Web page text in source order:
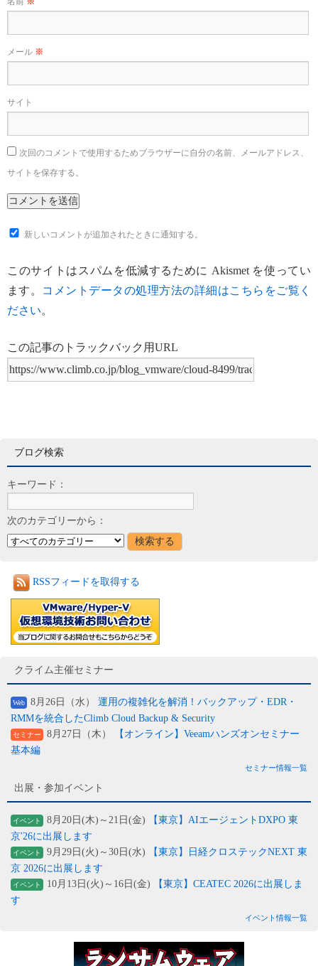
メール ※
サイト
次回のコメントで使用するためブラウザーに自分の名前、メールアドレス、
サイトを保存する。
新しいコメントが追加されたときに通知する。
このサイトはスパムを低減するために Akismet を使ってい
ます。 コメントデータの処理方法の詳細はこちらをご覧く
ださい。
この記事のトラックバック用URL
ブログ検索
キーワード：
次のカテゴリーから：
RSSフィードを取得する
クライム主催セミナー
Web 8月26日（水） 運用の複雑化を解消！バックアップ・EDR・
RMMを統合したClimb Cloud Backup & Security
セミナー 8月27日（木）
【オンライン】Veeamハンズオンセミナー
基本編
セミナー情報一覧
出展・参加イベント
イベント 8月20日(木)～21日(金)
【東京】AIエージェントDXPO 東
京'26に出展します
イベント 9月29日(火)～30日(水)
【東京】日経クロステックNEXT 東
京 2026に出展します
イベント 10月13日(火)～16日(金)
【東京】CEATEC 2026に出展しま
す
イベント情報一覧